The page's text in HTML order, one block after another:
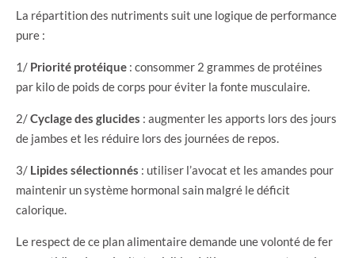
La répartition des nutriments suit une logique de performance
pure :
1/ Priorité protéique : consommer 2 grammes de protéines
par kilo de poids de corps pour éviter la fonte musculaire.
2/Cyclage des glucides : augmenter les apports lors des jours
de jambes et les réduire lors des journées de repos.
3/ Lipides sélectionnés : utiliser l’avocat et les amandes pour
maintenir un système hormonal sain malgré le déficit
calorique.
Le respect de ce plan alimentaire demande une volonté de fer